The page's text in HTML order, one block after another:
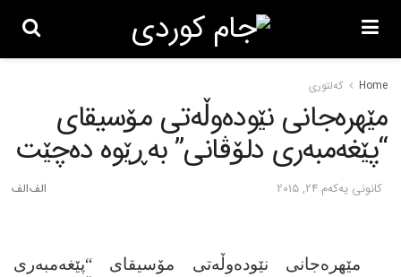
Home کەلتوری
مێهره‌جانی نێوده‌وڵه‌تی مۆسیقای
“پێغه‌مبه‌ری دلۆڤانی” به‌ڕێوه‌ ده‌چێت
كانونی یه‌كه‌م 24, 2015
مێهره‌جانی نێوده‌وڵه‌تی مۆسیقای “پێغه‌مبه‌ری